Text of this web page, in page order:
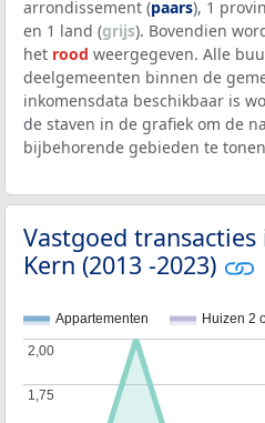
arrondissement (paars), 1
en 1 land (grijs). Bovendien
het rood weergegeven. Alle
deelgemeenten binnen de
inkomensdata beschikbaar is
de staven in de grafiek om de
bijbehorende gebieden te
Vastgoed
Kern (2013 -2023)
Appartementen Huizen 2
1,75
1,75
2,00
2,00